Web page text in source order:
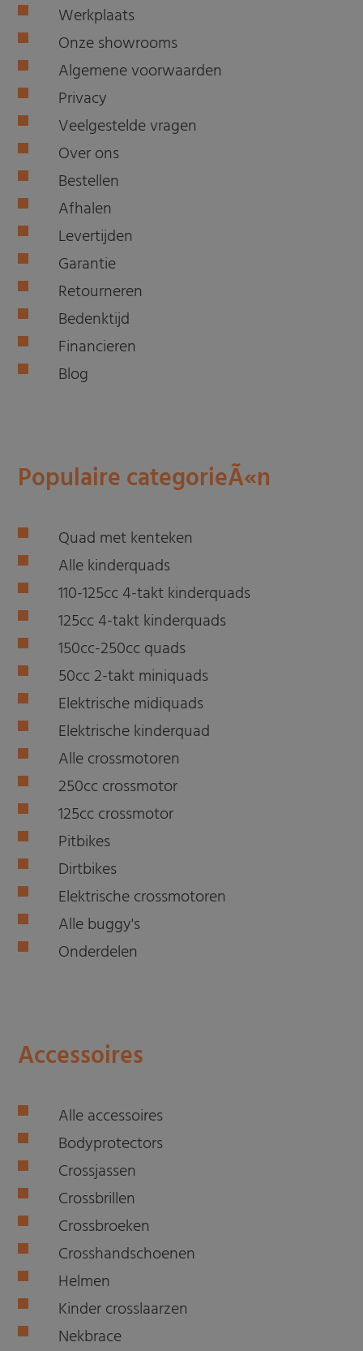
Werkplaats
Onze showrooms
Algemene voorwaarden
Privacy
Veelgestelde vragen
Over ons
Bestellen
Afhalen
Levertijden
Garantie
Retourneren
Bedenktijd
Financieren
Blog
Populaire categorieÃ«n
Quad met kenteken
Alle kinderquads
110-125cc 4-takt kinderquads
125cc 4-takt kinderquads
150cc-250cc quads
50cc 2-takt miniquads
Elektrische midiquads
Elektrische kinderquad
Alle crossmotoren
250cc crossmotor
125cc crossmotor
Pitbikes
Dirtbikes
Elektrische crossmotoren
Alle buggy's
Onderdelen
Accessoires
Alle accessoires
Bodyprotectors
Crossjassen
Crossbrillen
Crossbroeken
Crosshandschoenen
Helmen
Kinder crosslaarzen
Nekbrace